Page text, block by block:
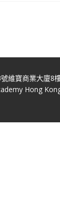
維寶商業大廈8
Hong